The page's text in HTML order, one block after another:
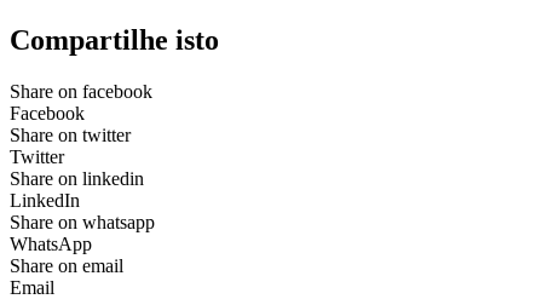
Compartilhe isto
Share on facebook
Facebook
Share on twitter
Twitter
Share on linkedin
LinkedIn
Share on whatsapp
WhatsApp
Share on email
Email